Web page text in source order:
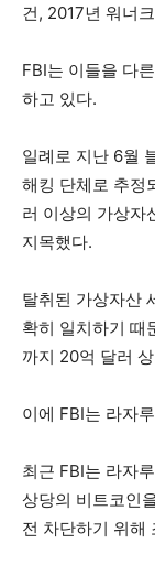
건, 2017년 워너
FBI는 이들을 다
하고 있다.
일례로 지난 6월
해킹 단체로 추정
러 이상의 가상자
지목했다.
탈취된 가상자산
확히 일치하기 때
까지 20억 달러
이에 FBI는 라자
최근 FBI는 라자
상당의 비트코인
전 차단하기 위해